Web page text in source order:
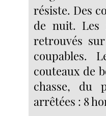
résiste. Des
de nuit. Les
retrouvés
coupables.
couteaux de
chasse, du
arrêtées : 8